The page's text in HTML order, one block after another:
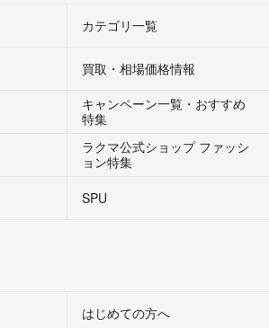
カテゴリ一覧
買取・相場価格情報
キャンペーン一覧・おすすめ
特集
ラクマ公式ショップ ファッシ
ョン特集
SPU
はじめての方へ